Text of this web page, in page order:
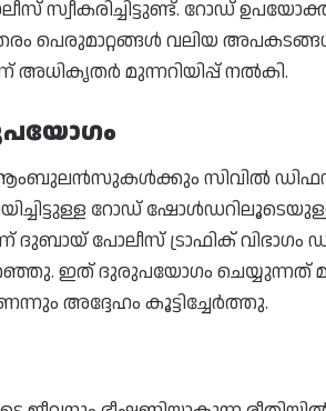
സ്വീകരിച്ചിട്ടുണ്ട്. റോഡ്
പെരുമാറ്റങ്ങൾ വലിയ
മുന്നറിയിപ്പ് നൽകി.
ആംബുലൻസുകൾക്കും സിവിൽ
റോഡ്
പോലീസ് ട്രാഫിക് വിഭാഗം
ഇത് ദുരുപയോഗം ചെയ്യുന്നത്
അദ്ദേഹം കൂട്ടിച്ചേർത്തു.